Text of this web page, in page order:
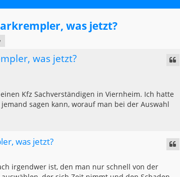
was jetzt?
was jetzt?
Kfz Sachverständigen in Viernheim. Ich hatte
sagen kann, worauf man bei der Auswahl
was jetzt?
irgendwer ist, den man nur schnell von der